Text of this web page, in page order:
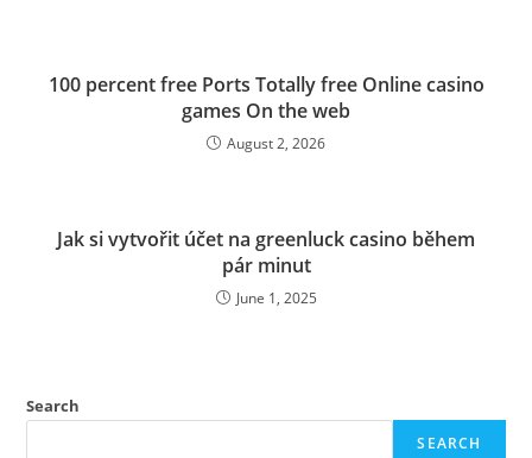
100 percent free Ports Totally free Online casino
games On the web
August 2, 2026
Jak si vytvořit účet na greenluck casino během
pár minut
June 1, 2025
Search
SEARCH